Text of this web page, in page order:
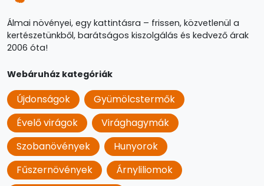
Álmai növényei, egy kattintásra – frissen, közvetlenül a
kertészetünkből, barátságos kiszolgálás és kedvező árak
2006 óta!
Webáruház kategóriák
Újdonságok
Gyümölcstermők
Évelő virágok
Virághagymák
Szobanövények
Hunyorok
Fűszernövények
Árnyliliomok